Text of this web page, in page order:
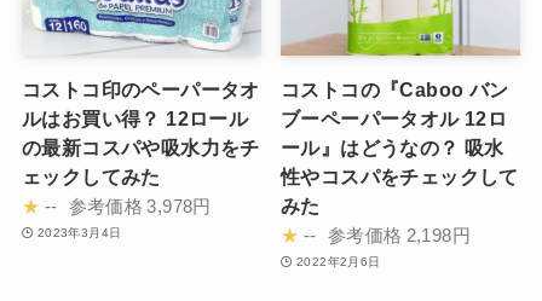
コストコ印のペーパータオ
ルはお買い得？ 12ロール
の最新コスパや吸水力をチ
ェックしてみた
★ -- 参考価格 3,978円
2023年3月4日
コストコの『Caboo バン
ブーペーパータオル 12ロ
ール』はどうなの？ 吸水
性やコスパをチェックして
みた
★ -- 参考価格 2,198円
2022年2月6日